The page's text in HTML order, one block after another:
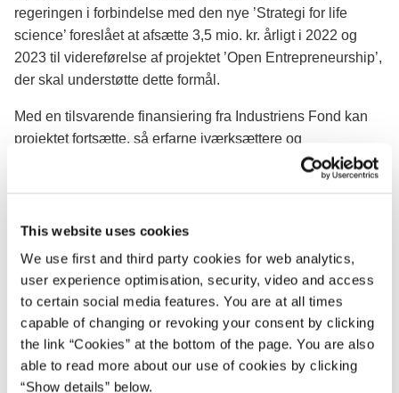
This website uses cookies
We use first and third party cookies for web analytics,
user experience optimisation, security, video and access
to certain social media features. You are at all times
capable of changing or revoking your consent by clicking
the link “Cookies” at the bottom of the page. You are also
able to read more about our use of cookies by clicking
“Show details” below.
regeringen i forbindelse med den nye ’Strategi for life
science’ foreslået at afsætte 3,5 mio. kr. årligt i 2022 og
2023 til videreførelse af projektet ’Open Entrepreneurship’,
der skal understøtte dette formål.
Med en tilsvarende finansiering fra Industriens Fond kan
projektet fortsætte, så erfarne iværksættere og
forretningsudviklere kommer ind på universiteterne,
samtidig med at forskere i højere grad kommer ud i
styrke udviklingen af nye, innovative produkter blandt
andet til den grønne omstilling og life science industrien.
"Det er vigtigt for Danmark, at den viden, der bliver skabt
på universiteterne kommer ud og leve i virkeligheden. Vi
har forskning i verdensklasse og erhvervsmiljøer, som er
innovative og driftige. Vi skal gøre det nemmere for
iværksætterne, virksomhederne og universiteterne at bruge